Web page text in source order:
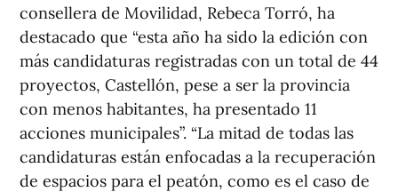
consellera de Movilidad, Rebeca Torró, ha
destacado que “esta año ha sido la edición con
más candidaturas registradas con un total de 44
proyectos, Castellón, pese a ser la provincia
con menos habitantes, ha presentado 11
acciones municipales”. “La mitad de todas las
candidaturas están enfocadas a la recuperación
de espacios para el peatón, como es el caso de